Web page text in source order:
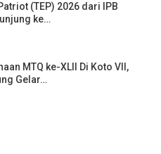
(TEP) 2026 dari IPB
ke…
MTQ ke-XLII Di Koto VII,
Gelar…